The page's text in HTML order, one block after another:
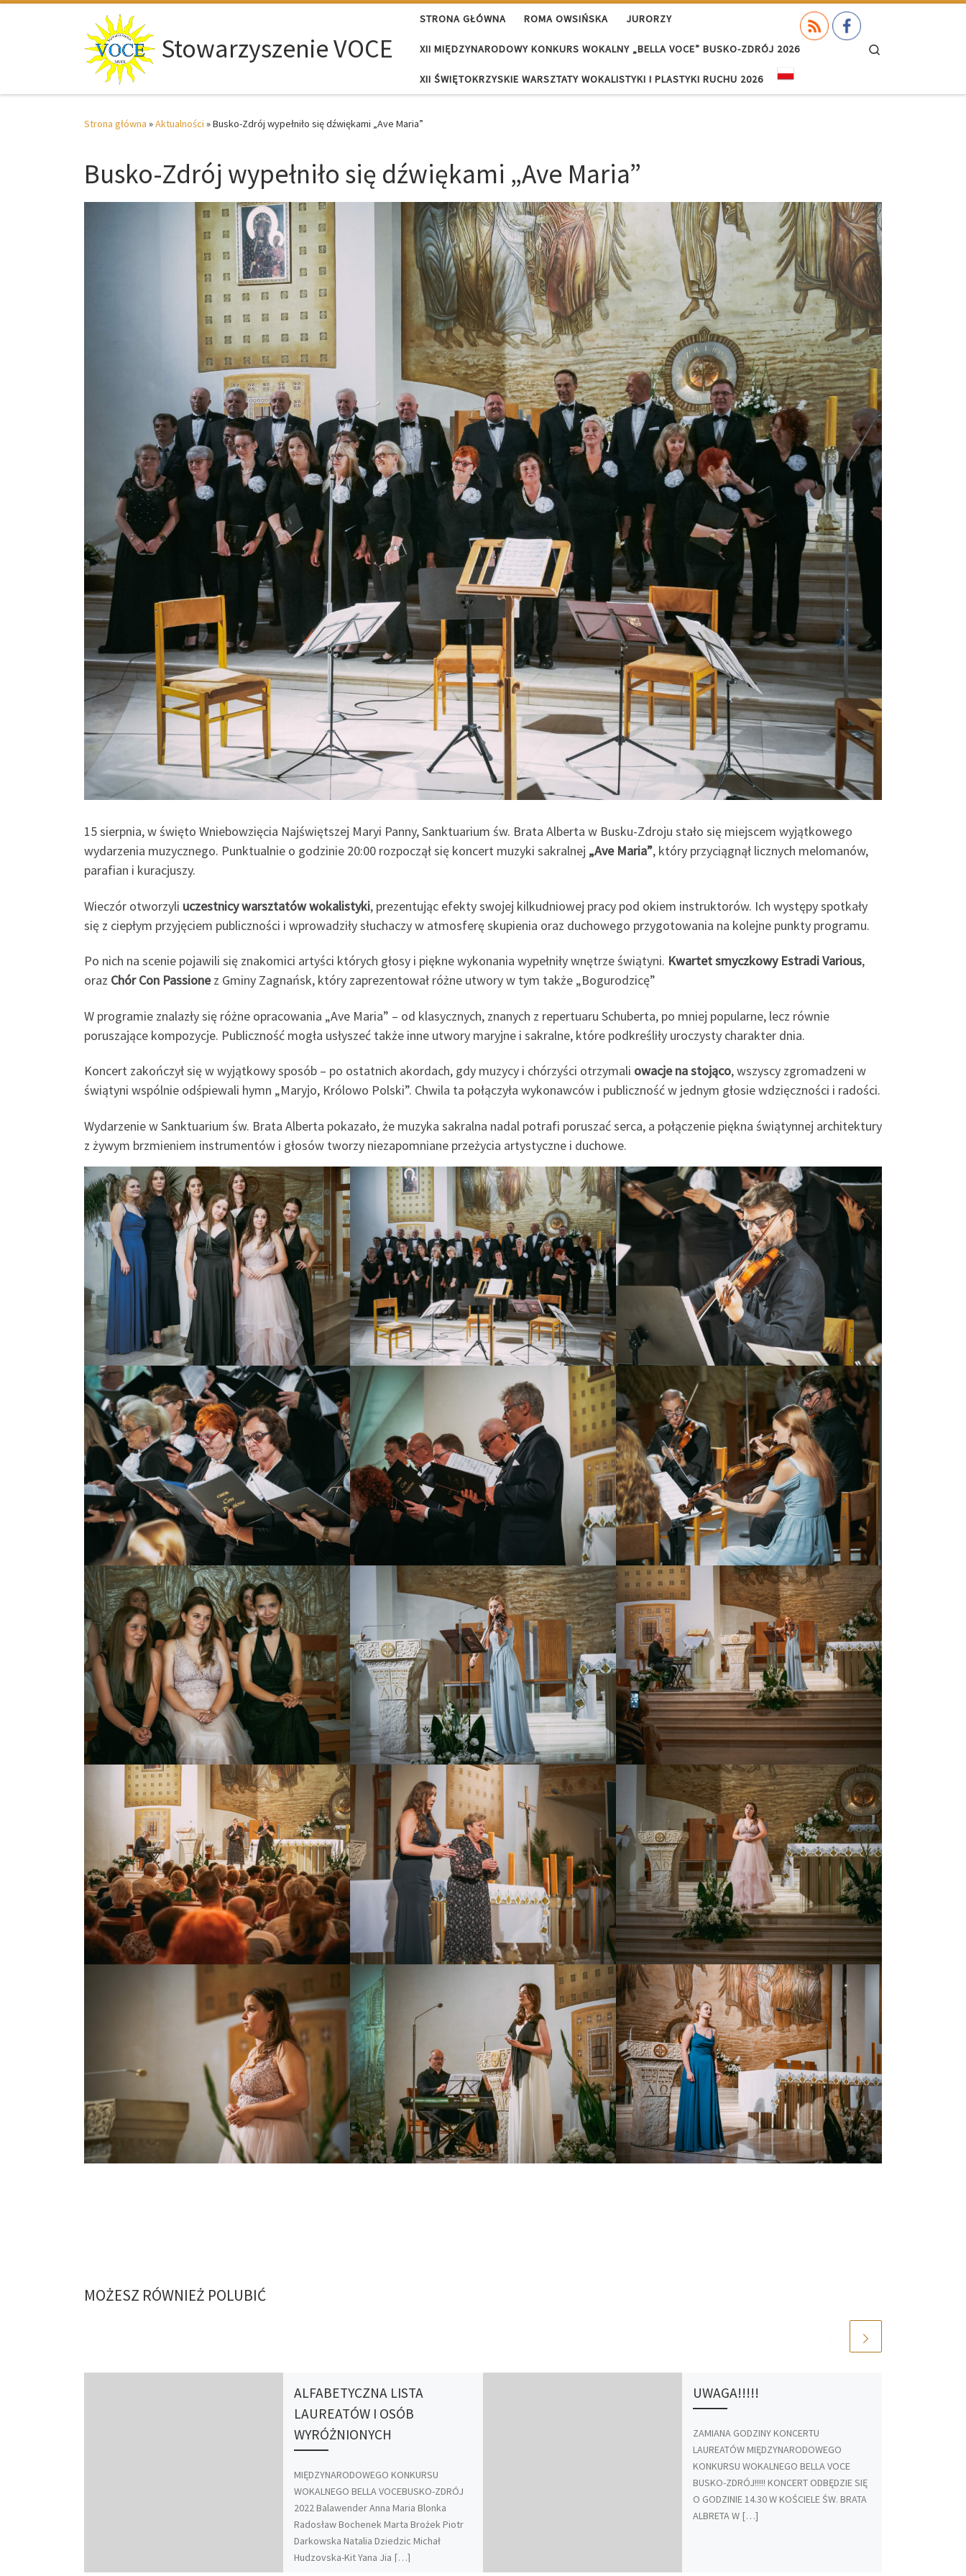
Stowarzyszenie VOCE
STRONA GŁÓWNA ROMA OWSIŃSKA JURORZY
XII MIĘDZYNARODOWY KONKURS WOKALNY „BELLA VOCE” BUSKO-ZDRÓJ 2026
XII ŚWIĘTOKRZYSKIE WARSZTATY WOKALISTYKI I PLASTYKI RUCHU 2026
Strona główna »Aktualności »Busko-Zdrój wypełniło się dźwiękami „Ave Maria”
Busko-Zdrój wypełniło się dźwiękami „Ave Maria”
15 sierpnia, w święto Wniebowzięcia Najświętszej Maryi Panny, Sanktuarium św. Brata Alberta w Busku-Zdroju stało się miejscem wyjątkowego
wydarzenia muzycznego. Punktualnie o godzinie 20:00 rozpoczął się koncert muzyki sakralnej „Ave Maria”, który przyciągnął licznych melomanów,
parafian i kuracjuszy.
Wieczór otworzyli uczestnicy warsztatów wokalistyki, prezentując efekty swojej kilkudniowej pracy pod okiem instruktorów. Ich występy spotkały
się z ciepłym przyjęciem publiczności i wprowadziły słuchaczy w atmosferę skupienia oraz duchowego przygotowania na kolejne punkty programu.
Po nich na scenie pojawili się znakomici artyści których głosy i piękne wykonania wypełniły wnętrze świątyni. Kwartet smyczkowy Estradi Various,
oraz Chór Con Passionez Gminy Zagnańsk, który zaprezentował różne utwory w tym także „Bogurodzicę”
W programie znalazły się różne opracowania „Ave Maria” – od klasycznych, znanych z repertuaru Schuberta, po mniej popularne, lecz równie
poruszające kompozycje. Publiczność mogła usłyszeć także inne utwory maryjne i sakralne, które podkreśliły uroczysty charakter dnia.
Koncert zakończył się w wyjątkowy sposób – po ostatnich akordach, gdy muzycy i chórzyści otrzymali owacje na stojąco, wszyscy zgromadzeni w
świątyni wspólnie odśpiewali hymn „Maryjo, Królowo Polski”. Chwila ta połączyła wykonawców i publiczność w jednym głosie wdzięczności i radości.
Wydarzenie w Sanktuarium św. Brata Alberta pokazało, że muzyka sakralna nadal potrafi poruszać serca, a połączenie piękna świątynnej architektury
z żywym brzmieniem instrumentów i głosów tworzy niezapomniane przeżycia artystyczne i duchowe.
MOŻESZ RÓWNIEŻ POLUBIĆ
ALFABETYCZNA LISTA
LAUREATÓW I OSÓB
WYRÓŻNIONYCH
MIĘDZYNARODOWEGO KONKURSU
WOKALNEGO BELLA VOCEBUSKO-ZDRÓJ
2022 Balawender Anna Maria Blonka
Radosław Bochenek Marta Brożek Piotr
Darkowska Natalia Dziedzic Michał
Hudzovska-Kit Yana Jia […]
UWAGA!!!!!
ZAMIANA GODZINY KONCERTU
LAUREATÓW MIĘDZYNARODOWEGO
KONKURSU WOKALNEGO BELLA VOCE
BUSKO-ZDRÓJ!!!!! KONCERT ODBĘDZIE SIĘ
O GODZINIE 14.30 W KOŚCIELE ŚW. BRATA
ALBRETA W […]